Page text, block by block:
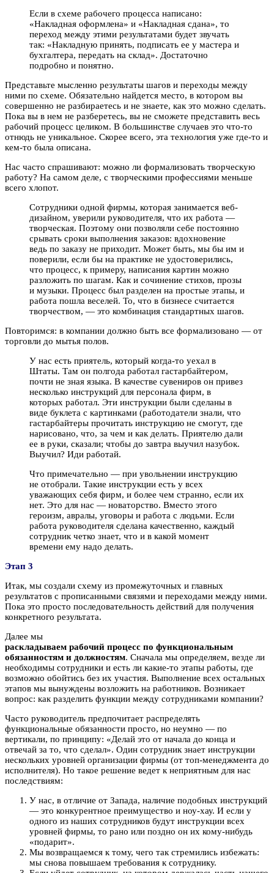
Если в схеме рабочего процесса написано:
«Накладная оформлена» и «Накладная сдана», то
переход между этими результатами будет звучать
так: «Накладную принять, подписать ее у мастера и
бухгалтера, передать на склад». Достаточно
подробно и понятно.
Представьте мысленно результаты шагов и переходы между
ними по схеме. Обязательно найдется место, в котором вы
совершенно не разбираетесь и не знаете, как это можно сделать.
Пока вы в нем не разберетесь, вы не сможете представить весь
рабочий процесс целиком. В большинстве случаев это что-то
отнюдь не уникальное. Скорее всего, эта технология уже где-то и
кем-то была описана.
Нас часто спрашивают: можно ли формализовать творческую
работу? На самом деле, с творческими профессиями меньше
всего хлопот.
Сотрудники одной фирмы, которая занимается веб-
дизайном, уверили руководителя, что их работа —
творческая. Поэтому они позволяли себе постоянно
срывать сроки выполнения заказов: вдохновение
ведь по заказу не приходит. Может быть, мы бы им и
поверили, если бы на практике не удостоверились,
что процесс, к примеру, написания картин можно
разложить по шагам. Как и сочинение стихов, прозы
и музыки. Процесс был разделен на простые этапы, и
работа пошла веселей. То, что в бизнесе считается
творчеством, — это комбинация стандартных шагов.
Повторимся: в компании должно быть все формализовано — от
торговли до мытья полов.
У нас есть приятель, который когда-то уехал в
Штаты. Там он полгода работал гастарбайтером,
почти не зная языка. В качестве сувениров он привез
несколько инструкций для персонала фирм, в
которых работал. Эти инструкции были сделаны в
виде буклета с картинками (работодатели знали, что
гастарбайтеры прочитать инструкцию не смогут, где
нарисовано, что, за чем и как делать. Приятелю дали
ее в руки, сказали; чтобы до завтра выучил назубок.
Выучил? Иди работай.
Что примечательно — при увольнении инструкцию
не отобрали. Такие инструкции есть у всех
уважающих себя фирм, и более чем странно, если их
нет. Это для нас — новаторство. Вместо этого
героизм, авралы, уговоры и работа с людьми. Если
работа руководителя сделана качественно, каждый
сотрудник четко знает, что и в какой момент
времени ему надо делать.
Этап 3
Итак, мы создали схему из промежуточных и главных
результатов с прописанными связями и переходами между ними.
Пока это просто последовательность действий для получения
конкретного результата.
Далее мы
раскладываем рабочий процесс по функциональным
обязанностям и должностям. Сначала мы определяем, везде ли
необходимы сотрудники и есть ли какие-то этапы работы, где
возможно обойтись без их участия. Выполнение всех остальных
этапов мы вынуждены возложить на работников. Возникает
вопрос: как разделить функции между сотрудниками компании?
Часто руководитель предпочитает распределять
функциональные обязанности просто, но неумно — по
вертикали, по принципу: «Делай это от начала до конца и
отвечай за то, что сделал». Один сотрудник знает инструкции
нескольких уровней организации фирмы (от топ-менеджмента до
исполнителя). Но такое решение ведет к неприятным для нас
последствиям:
У нас, в отличие от Запада, наличие подобных инструкций
— это конкурентное преимущество и ноу-хау. И если у
одного из наших сотрудников будут инструкции всех
уровней фирмы, то рано или поздно он их кому-нибудь
«подарит».
Мы возвращаемся к тому, чего так стремились избежать:
мы снова повышаем требования к сотруднику.